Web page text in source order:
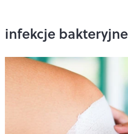
infekcje bakteryjne